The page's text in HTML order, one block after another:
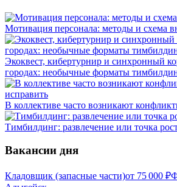
Мотивация персонала: методы и схема
Экоквест, кибертурнир и синхронный
городах: необычные форматы
В коллективе часто возникают
Тимбилдинг: развлечение или точка
Вакансии дня
Кладовщик (запасные части)от 75 000 ₽